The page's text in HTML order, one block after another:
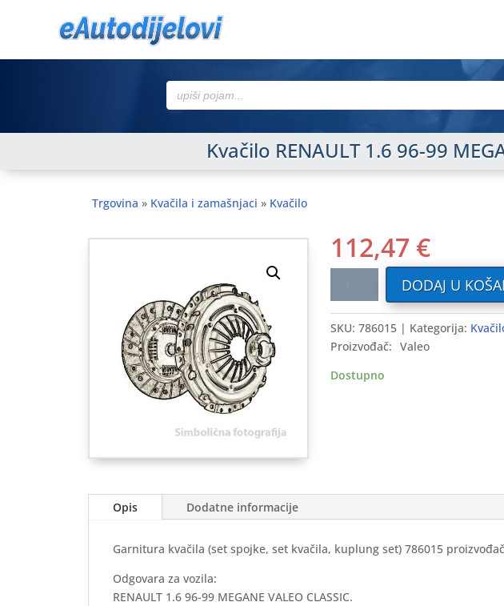
Search
for:
Kvačilo RENAULT 1.6 96-99
Trgovina » Kvačila i zamašnjaci » Kvačilo
112,47 €
1.6
96-
99
MEGANE
VALEO
DODAJ U
SKU: 786015 Kategorija:
Proizvođač: Valeo
Dostupno
Opis Dodatne informacije
Garnitura kvačila (set spojke, set kvačila, kuplung set) 786015
Odgovara za vozila:
RENAULT 1.6 96-99 MEGANE VALEO CLASSIC.